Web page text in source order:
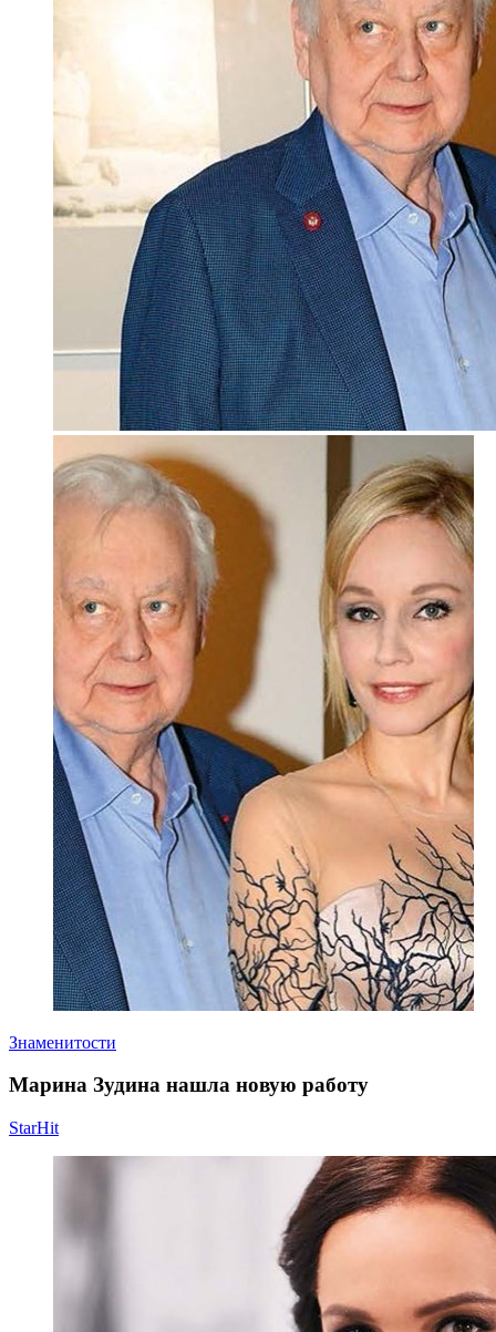
Знаменитости
Марина Зудина нашла новую работу
StarHit